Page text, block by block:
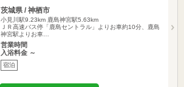
茨城県 / 神栖市
小見川駅9.23km 鹿島神宮駅5.63km
ＪＲ高速バス停「鹿島セントラル」よりお車約10分、鹿島
神宮駅よりお車…
営業時間
入浴料金 ～
宿泊